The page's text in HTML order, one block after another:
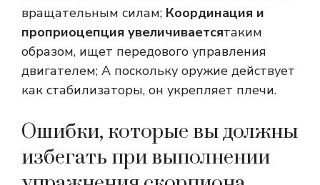
вращательным силам; Координация и
проприоцепция увеличиваетсятаким
образом, ищет передового управления
двигателем; А поскольку оружие действует
как стабилизаторы, он укрепляет плечи.
Ошибки, которые вы должны
избегать при выполнении